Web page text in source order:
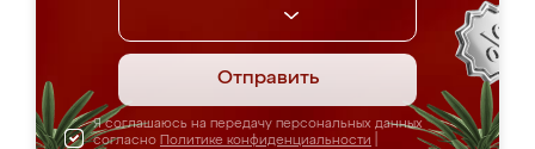
Отправить
Я соглашаюсь на передачу персональных данных
согласно Политике конфиденциальности